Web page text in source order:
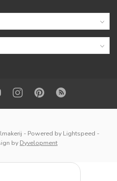
- Powered by Lightspeed -
by Dyvelopment